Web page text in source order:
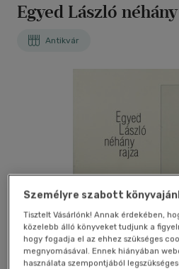
Egyed László
Antikvár
Kívánságlistához adom
Személyre szabott
Tisztelt Vásárlónk! Annak érdekében,
közelebb álló könyveket tudjunk a
hogy fogadja el az ehhez szükséges
megnyomásával. Ennek hiányában
használata szempontjából